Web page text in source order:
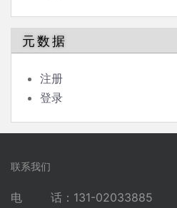
元数据
注册
登录
联系我们
电 话：131-02033885